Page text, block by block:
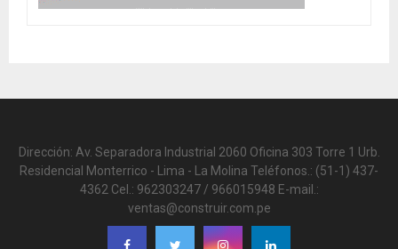
Dirección: Av. Separadora Industrial 2060 Oficina 303 Torre 1 Urb.
Residencial Monterrico - Lima - La Molina Teléfonos.: (51-1) 437-
4362 Cel.: 962303247 / 966015948 E-mail.:
ventas@construir.com.pe